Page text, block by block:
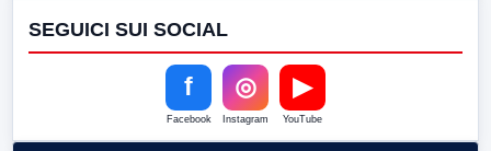
SEGUICI SUI SOCIAL
f
Facebook
◎
Instagram
▶
YouTube